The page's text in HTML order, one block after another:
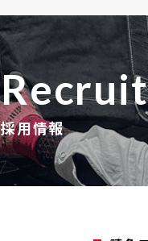
Recruit
採用情報